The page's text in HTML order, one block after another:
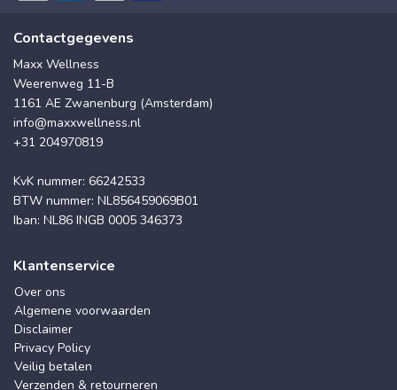
Contactgegevens
Maxx Wellness
Weerenweg 11-B
1161 AE Zwanenburg (Amsterdam)
info@maxxwellness.nl
+31 204970819
KvK nummer: 66242533
BTW nummer: NL856459069B01
Iban: NL86 INGB 0005 346373
Klantenservice
Over ons
Algemene voorwaarden
Disclaimer
Privacy Policy
Veilig betalen
Verzenden & retourneren